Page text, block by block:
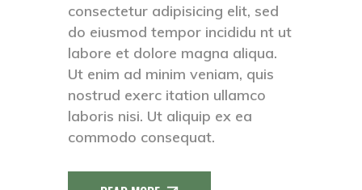
consectetur adipisicing elit, sed
do eiusmod tempor incididu nt ut
labore et dolore magna aliqua.
Ut enim ad minim veniam, quis
nostrud exerc itation ullamco
laboris nisi. Ut aliquip ex ea
commodo consequat.